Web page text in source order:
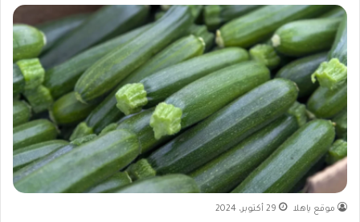
موقع ياهلا 29 أكتوبر، 2024